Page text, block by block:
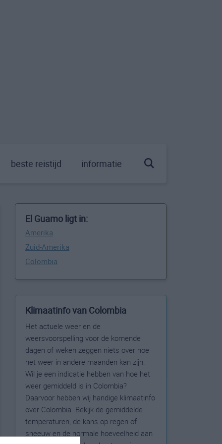
beste reistijd informatie
El Guamo ligt in:
Amerika
Zuid-Amerika
Colombia
Klimaatinfo van Colombia
Het actuele weer en de
weersvoorspelling voor de komende
dagen of weken zeggen niets over hoe
het weer in andere maanden kan zijn.
Wil je een indicatie hebben van hoe het
weer gemiddeld is in Colombia?
Daarvoor hebben wij handige klimaatinfo
over Colombia. Bekijk de gemiddelde
temperaturen, de kans op regen of
sneeuw en de normale hoeveelheid aan